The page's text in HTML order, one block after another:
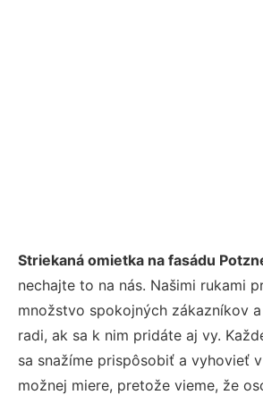
Striekaná omietka na fasádu
nechajte to na nás. Našimi rukami
množstvo spokojných zákazníkov
radi, ak sa k nim pridáte aj vy.
sa snažíme prispôsobiť a vyhovieť
možnej miere, pretože vieme, že